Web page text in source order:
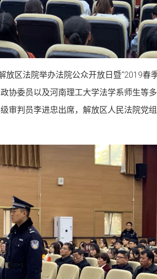
放区法院举办法院公众开放日暨“2019春
协委员以及河南理工大学法学系师生等
审判员李进忠出席，解放区人民法院党